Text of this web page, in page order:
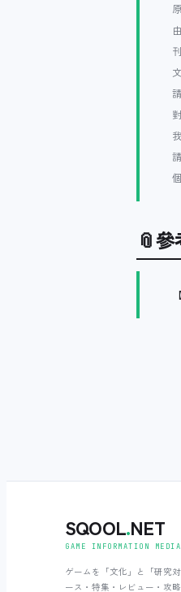
📎參
SQOOL.NET
GAME INFORMATION
ゲームを「文化」と「研究
ース・特集・レビュー・攻